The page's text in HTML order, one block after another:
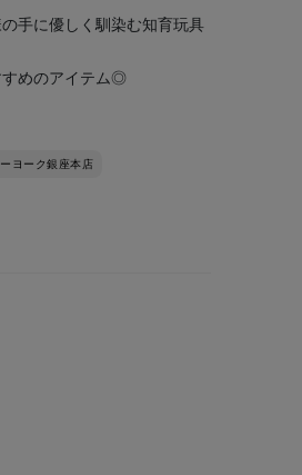
手に優しく馴染む知育玩具
すめのアイテム◎
ヨーク銀座本店